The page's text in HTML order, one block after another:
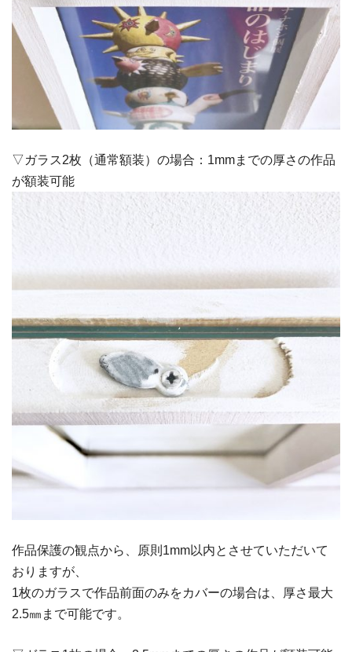
▽ガラス2枚（通常額装）の場合：1mmまでの厚さの作品
が額装可能
作品保護の観点から、原則1mm以内とさせていただいて
おりますが、
1枚のガラスで作品前面のみをカバーの場合は、厚さ最大
2.5㎜まで可能です。